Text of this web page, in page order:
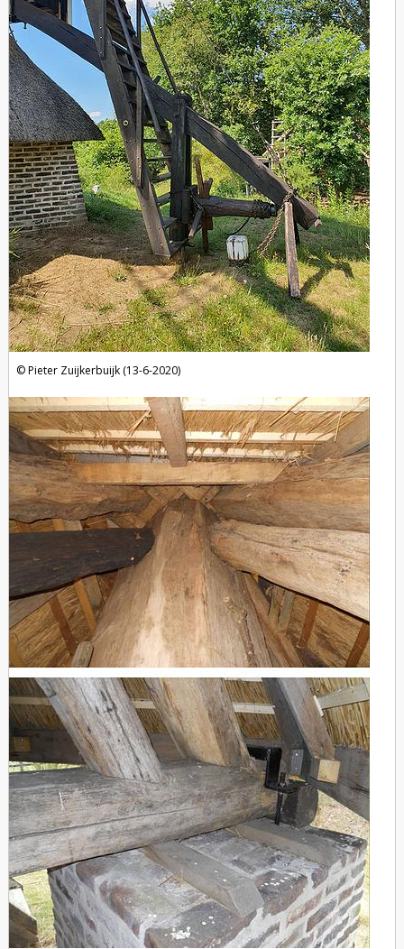
Pieter Zuijkerbuijk (13-6-2020)